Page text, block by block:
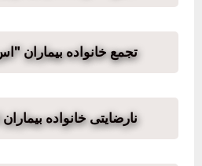
تجمع خانواده بیماران
نارضایتی خانواده